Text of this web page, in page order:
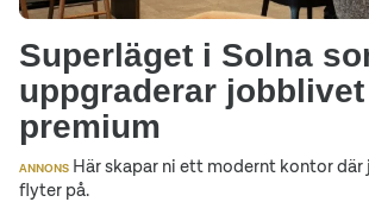
Superläget i Solna
uppgraderar
premium
ANNONS Här skapar ni ett modernt kontor
flyter på.